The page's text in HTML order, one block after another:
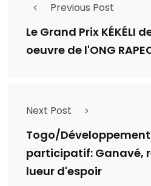
Previous Post
Le Grand Prix KÉKÉLI
oeuvre de l'ONG
Next Post
Togo/
participatif: Ganavé,
lueur d'espoir